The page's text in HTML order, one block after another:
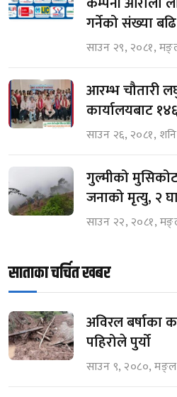
गर्नेको संख्या बढि
साउन २९, २०८१,
आरम्भ चौतारी
कार्यालयबाट
साउन २६, २०८१,
गुल्मीको
जनाको मृत्यु, २
साउन २२, २०८१,
साताका चर्चित खबर
अविरल बर्षाका
पहिरोले पुर्यो
साउन ९, २०८०,